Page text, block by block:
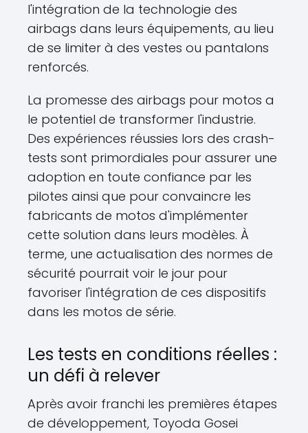
l'intégration de la technologie des
airbags dans leurs équipements, au lieu
de se limiter à des vestes ou pantalons
renforcés.
La promesse des airbags pour motos a
le potentiel de transformer l'industrie.
Des expériences réussies lors des crash-
tests sont primordiales pour assurer une
adoption en toute confiance par les
pilotes ainsi que pour convaincre les
fabricants de motos d'implémenter
cette solution dans leurs modèles. À
terme, une actualisation des normes de
sécurité pourrait voir le jour pour
favoriser l'intégration de ces dispositifs
dans les motos de série.
Les tests en conditions réelles :
un défi à relever
Après avoir franchi les premières étapes
de développement, Toyoda Gosei